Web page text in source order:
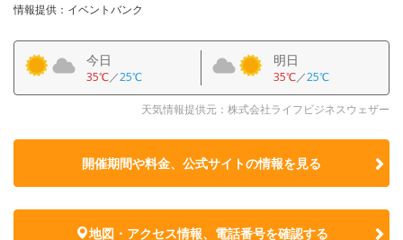
情報提供：イベントバンク
今日
35℃／25℃
明日
35℃／25℃
天気情報提供元：株式会社ライフビジネスウェザー
開催期間や料金、公式サイトの情報を見る
地図・アクセス情報、電話番号を確認する